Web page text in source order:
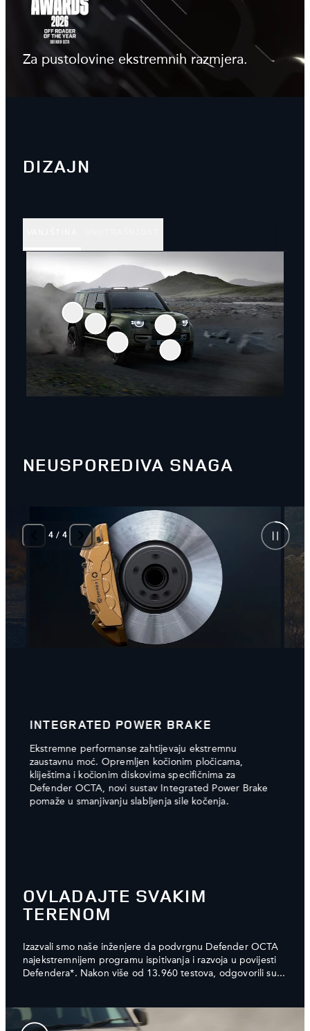
Za pustolovine ekstremnih razmjera.
DIZAJN
NEUSPOREDIVA SNAGA
4/ 4
INTEGRATED POWER BRAKE
Ekstremne performanse zahtijevaju ekstremnu
zaustavnu moć. Opremljen kočionim pločicama,
kliještima i kočionim diskovima specifičnima za
Defender OCTA, novi sustav Integrated Power Brake
pomaže u smanjivanju slabljenja sile kočenja.
OVLADAJTE SVAKIM
TERENOM
Izazvali smo naše inženjere da podvrgnu Defender OCTA
najekstremnijem programu ispitivanja i razvoja u povijesti
Defendera*. Nakon više od 13.960 testova, odgovorili su...